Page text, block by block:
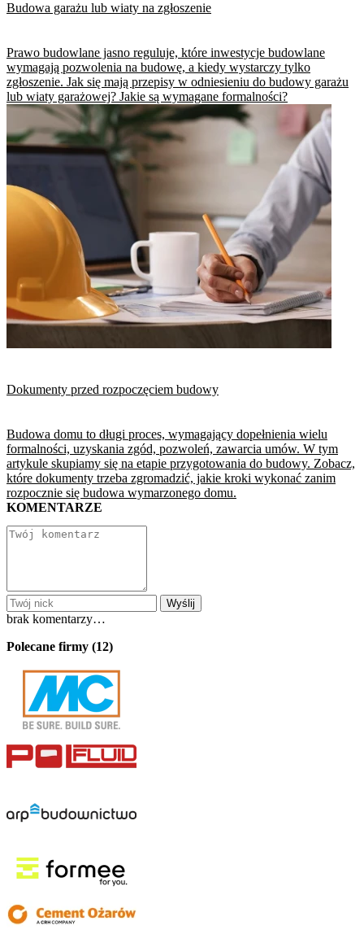
Budowa garażu lub wiaty na zgłoszenie
Prawo budowlane jasno reguluje, które inwestycje budowlane
wymagają pozwolenia na budowę, a kiedy wystarczy tylko
zgłoszenie. Jak się mają przepisy w odniesieniu do budowy garażu
lub wiaty garażowej? Jakie są wymagane formalności?
Dokumenty przed rozpoczęciem budowy
Budowa domu to długi proces, wymagający dopełnienia wielu
formalności, uzyskania zgód, pozwoleń, zawarcia umów. W tym
artykule skupiamy się na etapie przygotowania do budowy. Zobacz,
które dokumenty trzeba zgromadzić, jakie kroki wykonać zanim
rozpocznie się budowa wymarzonego domu.
KOMENTARZE
Wyślij
brak komentarzy…
Polecane firmy (12)